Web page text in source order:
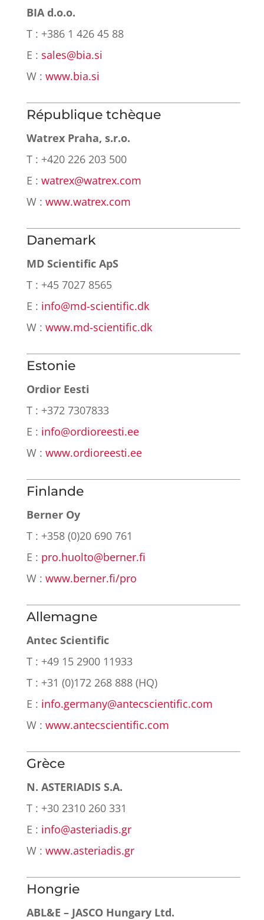
BIA d.o.o.
T : +386 1 426 45 88
E : sales@bia.si
W : www.bia.si
République tchèque
Watrex Praha, s.r.o.
T : +420 226 203 500
E : watrex@watrex.com
W : www.watrex.com
Danemark
MD Scientific ApS
T : +45 7027 8565
E : info@md-scientific.dk
W : www.md-scientific.dk
Estonie
Ordior Eesti
T : +372 7307833
E : info@ordioreesti.ee
W : www.ordioreesti.ee
Finlande
Berner Oy
T : +358 (0)20 690 761
E : pro.huolto@berner.fi
W : www.berner.fi/pro
Allemagne
Antec Scientific
T : +49 15 2900 11933
T : +31 (0)172 268 888 (HQ)
E : info.germany@antecscientific.com
W : www.antecscientific.com
Grèce
N. ASTERIADIS S.A.
T : +30 2310 260 331
E : info@asteriadis.gr
W : www.asteriadis.gr
Hongrie
ABL&E – JASCO Hungary Ltd.